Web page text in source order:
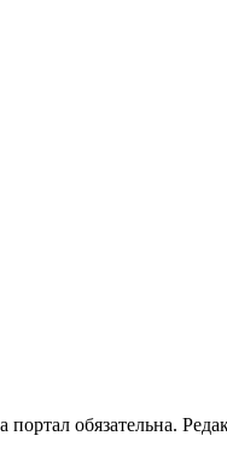
обязательна.